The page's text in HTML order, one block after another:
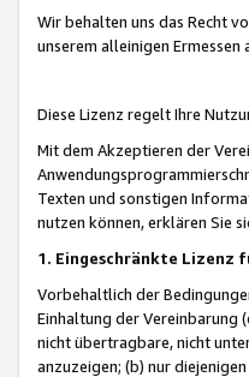
Wir behalten uns das Recht
unserem alleinigen Ermessen
Diese Lizenz regelt Ihre
Mit dem Akzeptieren der
Texten und sonstigen
nutzen können, erklären Sie
1. Eingeschränkte Lizenz
Vorbehaltlich der
Einhaltung der Vereinbarung
nicht übertragbare, nicht
anzuzeigen; (b) nur